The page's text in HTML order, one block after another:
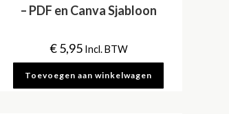
– PDF en Canva Sjabloon
€5,95 Incl. BTW
Toevoegen aan winkelwagen